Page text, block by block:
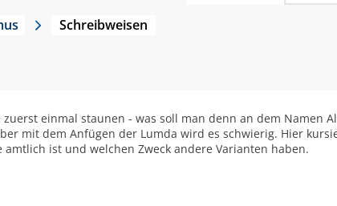
Schreibweisen
einmal staunen - was soll man denn an dem Namen
mit dem Anfügen der Lumda wird es schwierig. Hier
ist und welchen Zweck andere Varianten haben.